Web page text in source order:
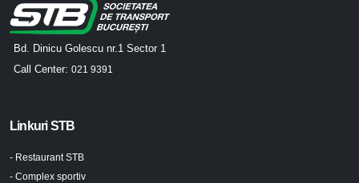
Bd. Dinicu Golescu nr.1 Sector 1
Call Center: 021 9391
Linkuri STB
- Restaurant STB
- Complex sportiv